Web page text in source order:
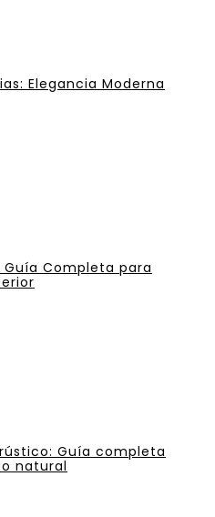
Elegancia Moderna
Guía Completa para
Guía completa
natural